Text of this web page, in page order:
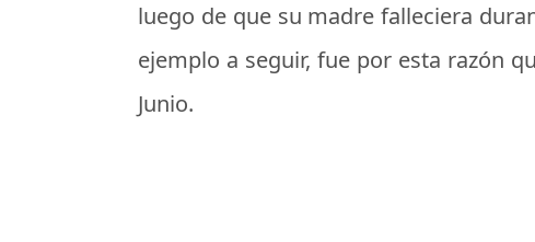
luego de que su madre falleciera
ejemplo a seguir, fue por esta razón
Junio.